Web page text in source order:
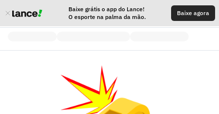
Baixe grátis o app do Lance!
O esporte na palma da mão.
Baixe agora